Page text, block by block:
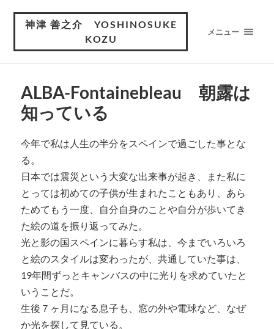
神津 善之介 YOSHINOSUKE
KOZU
メニュー
ALBA-Fontainebleau 朝露は
知っている
今年で私は人生の半分をスペインで過ごした事とな
る。
日本では震災という大変な出来事が起き、また私に
とっては初めての子供が生まれたこともあり、あら
ためてもう一度、自分自身のことや自分が歩いてき
た絵の道を振り返ってみた。
光と影の国スペインに暮らす私は、今までいろいろ
と絵のスタイルは変わったが、共通していた事は、
19年間ずっとキャンバスの中に光りを求めていたと
いうことだ。
生後７ヶ月になる息子も、窓の外や電球など、なぜ
か光を探して見ている。